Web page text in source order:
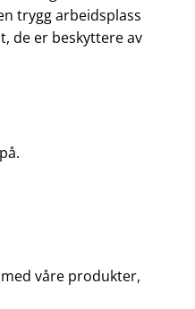
trygg arbeidsplass
de er beskyttere av
våre produkter,